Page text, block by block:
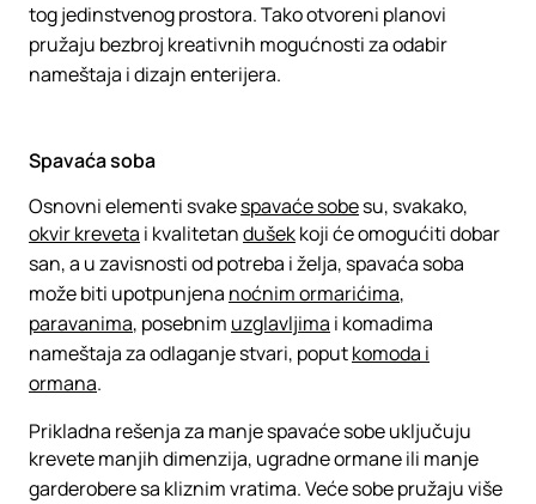
tog jedinstvenog prostora. Tako otvoreni planovi
pružaju bezbroj kreativnih mogućnosti za odabir
nameštaja i dizajn enterijera.
Spavaća soba
Osnovni elementi svakespavaće sobesu, svakako,
okvir kreveta i kvalitetandušekkoji će omogućiti dobar
san, a u zavisnosti od potreba i želja, spavaća soba
može biti upotpunjena noćnim ormarićima,
paravanima, posebnim uzglavljima i komadima
nameštaja za odlaganje stvari, poputkomoda i
ormana.
Prikladna rešenja za manje spavaće sobe uključuju
krevete manjih dimenzija, ugradne ormane ili manje
garderobere sa kliznim vratima. Veće sobe pružaju više